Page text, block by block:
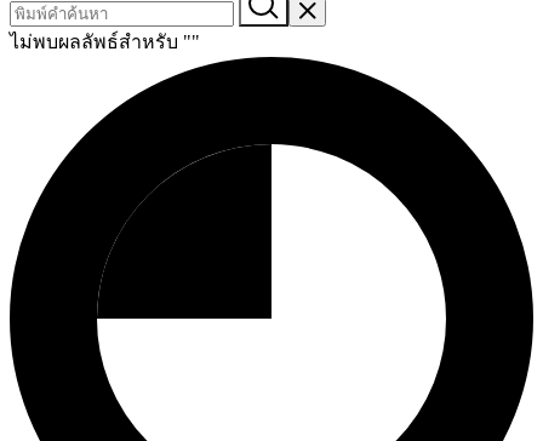
ไม่พบผลลัพธ์สำหรับ ""